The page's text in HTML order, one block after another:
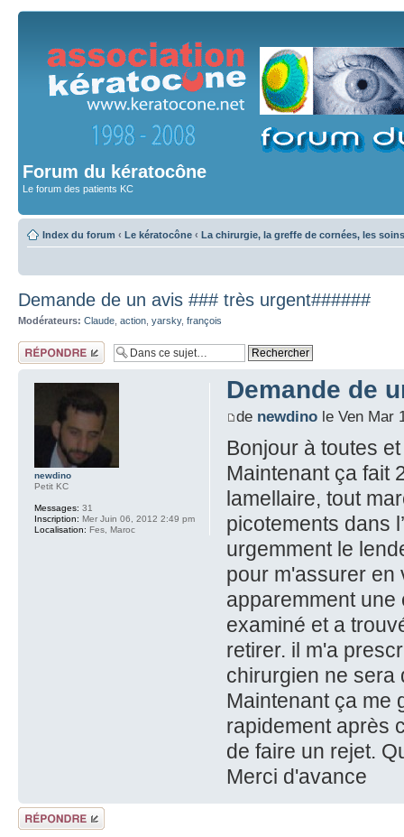
Forum du kératocône
Le forum des patients KC
Index du forum ‹ Le kératocône ‹ La chirurgie, la greffe de cornées, les
Demande de un avis ### très urgent######
Modérateurs: Claude action yarsky, françois
Répondre
Demande de
de newdinole Ven Mar
Bonjour à toutes
Maintenant ça fait
lamellaire, tout
picotements dans
urgemment le
pour m'assurer en
apparemment
examiné et a
retirer. il m'a
chirurgien ne sera
Maintenant ça me
rapidement après
de faire un rejet.
Merci d'avance
newdino
Petit KC
Messages: 31
Inscription: Mer Juin 06, 2012 2:49 pm
Localisation: Fes, Maroc
Répondre